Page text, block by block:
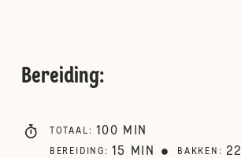
Bereiding:
TOTAAL : 100 MIN
BEREIDING : 15 MIN BAKKEN : 22